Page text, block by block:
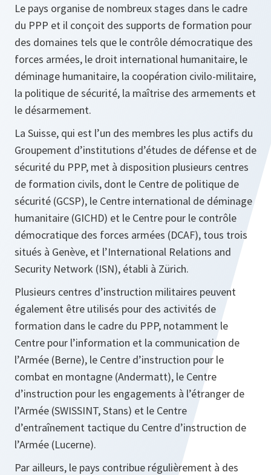
Le pays organise de nombreux stages dans le cadre
du PPP et il conçoit des supports de formation pour
des domaines tels que le contrôle démocratique des
forces armées, le droit international humanitaire, le
déminage humanitaire, la coopération civilo-militaire,
la politique de sécurité, la maîtrise des armements et
le désarmement.
La Suisse, qui est l’un des membres les plus actifs du
Groupement d’institutions d’études de défense et de
sécurité du PPP, met à disposition plusieurs centres
de formation civils, dont le Centre de politique de
sécurité (GCSP), le Centre international de déminage
humanitaire (GICHD) et le Centre pour le contrôle
démocratique des forces armées (DCAF), tous trois
situés à Genève, et l’International Relations and
Security Network (ISN), établi à Zürich.
Plusieurs centres d’instruction militaires peuvent
également être utilisés pour des activités de
formation dans le cadre du PPP, notamment le
Centre pour l’information et la communication de
l’Armée (Berne), le Centre d’instruction pour le
combat en montagne (Andermatt), le Centre
d’instruction pour les engagements à l’étranger de
l’Armée (SWISSINT, Stans) et le Centre
d’entraînement tactique du Centre d’instruction de
l’Armée (Lucerne).
Par ailleurs, le pays contribue régulièrement à des